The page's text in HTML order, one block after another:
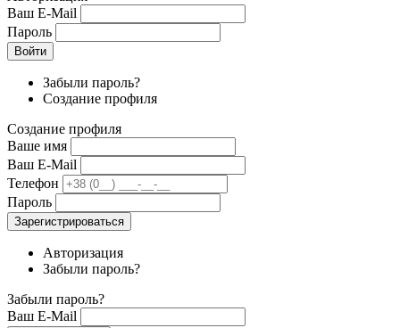
Ваш E-Mail
Пароль
Войти
Забыли пароль?
Создание профиля
Создание профиля
Ваше имя
Ваш E-Mail
Телефон
Пароль
Зарегистрироваться
Авторизация
Забыли пароль?
Забыли пароль?
Ваш E-Mail